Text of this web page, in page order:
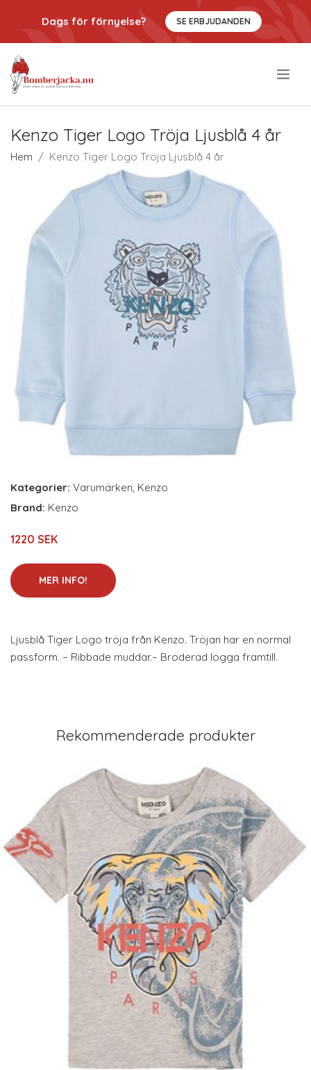
Dags för förnyelse? SE ERBJUDANDEN
Kenzo Tiger Logo Tröja Ljusblå 4 år
Hem Kenzo Tiger Logo Tröja Ljusblå 4 år
Kategorier: Varumärken, Kenzo
Brand: Kenzo
1220 SEK
MER INFO!
Ljusblå Tiger Logo tröja från Kenzo. Tröjan har en normal
passform. – Ribbade muddar.– Broderad logga framtill.
Rekommenderade produkter